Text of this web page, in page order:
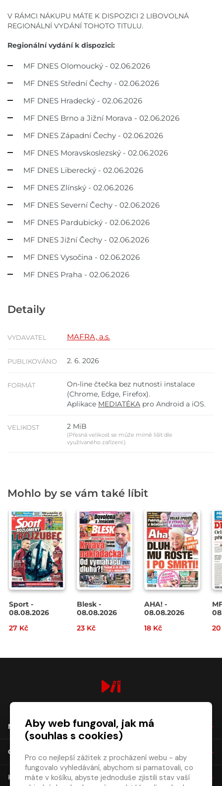
V RÁMCI NÁKUPU MÁTE K DISPOZICI 2 LIBOVOLNÁ
REGIONÁLNÍ VYDÁNÍ TOHOTO TITULU.
Regionální vydání k dispozici:
MF DNES Olomoucký - 02.06.2026
MF DNES Střední Čechy - 02.06.2026
MF DNES Hradecký - 02.06.2026
MF DNES Brno a Jižní Morava - 02.06.2026
MF DNES Západní Čechy - 02.06.2026
MF DNES Moravskoslezský - 02.06.2026
MF DNES Liberecký - 02.06.2026
MF DNES Zlínský - 02.06.2026
MF DNES Severní Čechy - 02.06.2026
MF DNES Pardubický - 02.06.2026
MF DNES Jižní Čechy - 02.06.2026
MF DNES Vysočina - 02.06.2026
MF DNES Praha - 02.06.2026
Detaily
VYDAVATEL MAFRA, a.s.
PUBLIKOVÁNO 2. 6. 2026
FORMÁT
On-line čtečka bez nutnosti instalace
(Chrome, Edge, Firefox).
Aplikace MEDIATÉKA pro Android a iOS.
VELIKOST 2 MiB
(Přesná velikost se může mírně lišit dle
využívaného zařízení.)
Mohlo by se vám také líbit
Sport -
08.08.2026
27 Kč
Blesk -
08.08.2026
23 Kč
AHA! -
08.08.2026
18 Kč
20
NÁKUP
O SPOLEČNOSTI
KONTAKT
Aby web fungoval, jak má
(souhlas s cookies)
Pro co nejlepší zážitek z procházení webu - aby
fungovalo vyhledávání, abychom si pamatovali, co
máte v košíku, abyste jednoduše zjistili stav vaší